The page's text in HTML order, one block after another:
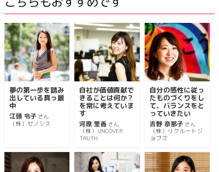
夢の第一歩を踏み
出している真っ最
中
江頭 令子 さん
（株）ゼノシス
自社が価値貢献で
きることは何か？
を常に考えていま
す
河原 里香 さん
（株）UNCOVER
TRUTH
自分の感性に従っ
たものづくりをし
て、バランスをと
っていきたい
吉野 奈那子 さん
（株）リクルートジ
ョブズ